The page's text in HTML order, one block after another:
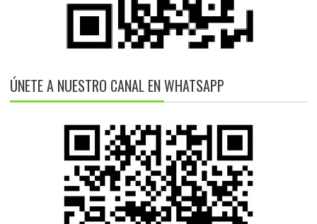
ÚNETE A NUESTRO CANAL EN WHATSAPP